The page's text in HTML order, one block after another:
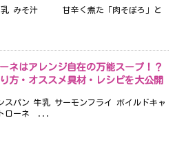
乳 みそ汁 甘辛く煮た「肉そぼろ」と
ネはアレンジ自在の万能スープ！？
方・オススメ具材・レシピを大公開
スパン 牛乳 サーモンフライ ボイルドキャ
ローネ ...